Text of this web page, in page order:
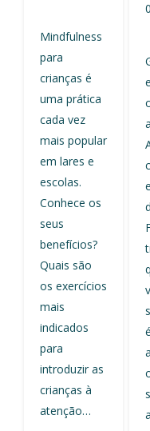
Mindfulness
para
crianças é
uma prática
cada vez
mais popular
em lares e
escolas.
Conhece os
seus
benefícios?
Quais são
os exercícios
mais
indicados
para
introduzir as
crianças à
atenção…